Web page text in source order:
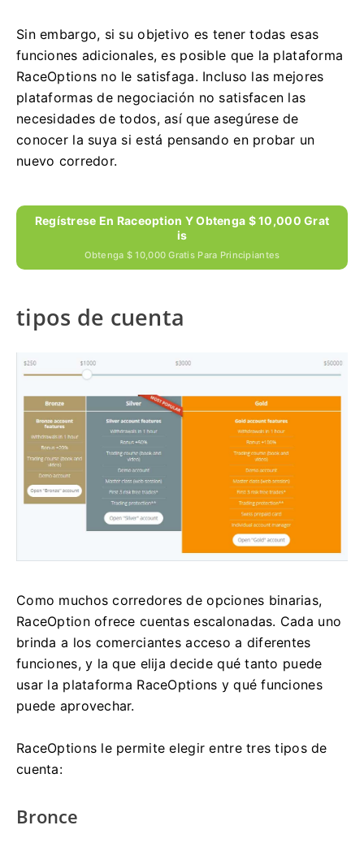
Sin embargo, si su objetivo es tener todas esas
funciones adicionales, es posible que la plataforma
RaceOptions no le satisfaga. Incluso las mejores
plataformas de negociación no satisfacen las
necesidades de todos, así que asegúrese de
conocer la suya si está pensando en probar un
nuevo corredor.
Regístrese En Raceoption Y Obtenga $ 10,000 Grat
Is
Obtenga $ 10,000 Gratis Para Principiantes
tipos de cuenta
Como muchos corredores de opciones binarias,
RaceOption ofrece cuentas escalonadas. Cada uno
brinda a los comerciantes acceso a diferentes
funciones, y la que elija decide qué tanto puede
usar la plataforma RaceOptions y qué funciones
puede aprovechar.
RaceOptions le permite elegir entre tres tipos de
cuenta:
Bronce